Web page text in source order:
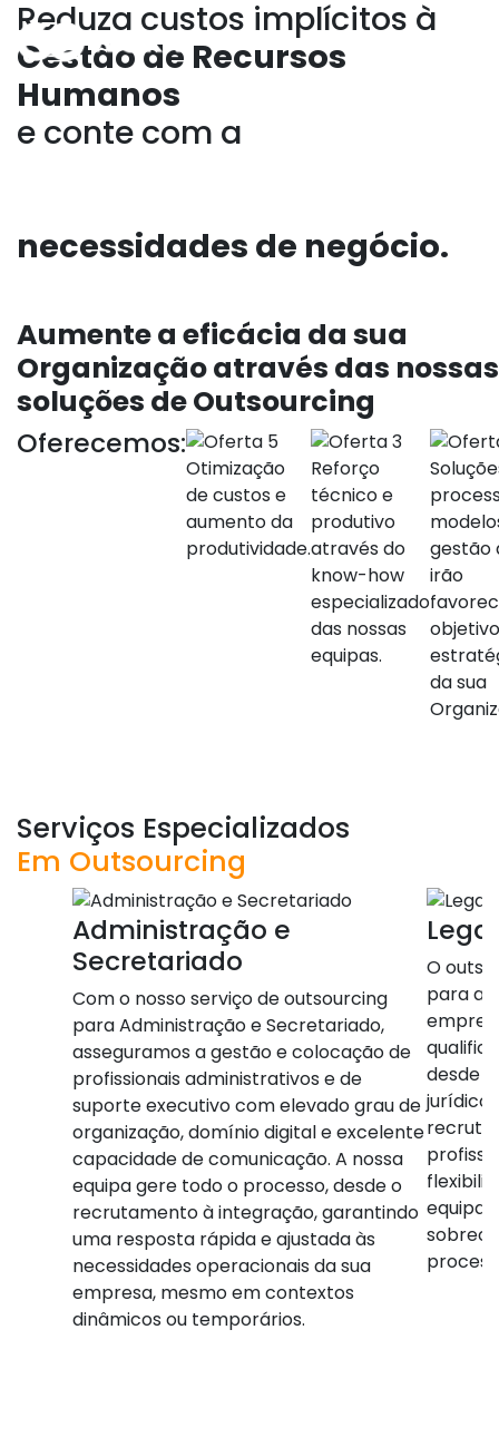
Reduza custos implícitos à
Gestão de Recursos
Humanos
e conte com a
necessidades de negócio.
Aumente a eficácia da sua
Organização através das nossas
soluções de Outsourcing
Oferecemos:
Otimização
de custos e
aumento da
produtividade.
Reforço
técnico e
produtivo
através do
know-how
especializado
das nossas
equipas.
gestão
irão
da sua
Serviços Especializados
Em Outsourcing
Administração e
Secretariado
Com o nosso serviço de outsourcing
para Administração e Secretariado,
asseguramos a gestão e colocação de
profissionais administrativos e de
suporte executivo com elevado grau de
organização, domínio digital e excelente
capacidade de comunicação. A nossa
equipa gere todo o processo, desde o
recrutamento à integração, garantindo
uma resposta rápida e ajustada às
necessidades operacionais da sua
empresa, mesmo em contextos
dinâmicos ou temporários.
Legal
O
para a
desde
equipa